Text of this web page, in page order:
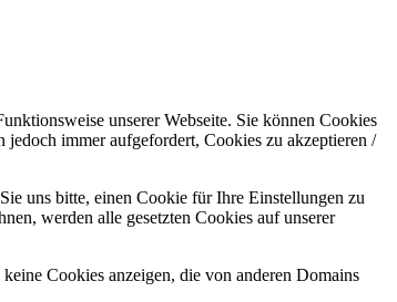
unserer Webseite. Sie können Cookies
immer aufgefordert, Cookies zu akzeptieren /
uns bitte, einen Cookie für Ihre Einstellungen zu
werden alle gesetzten Cookies auf unserer
Cookies anzeigen, die von anderen Domains